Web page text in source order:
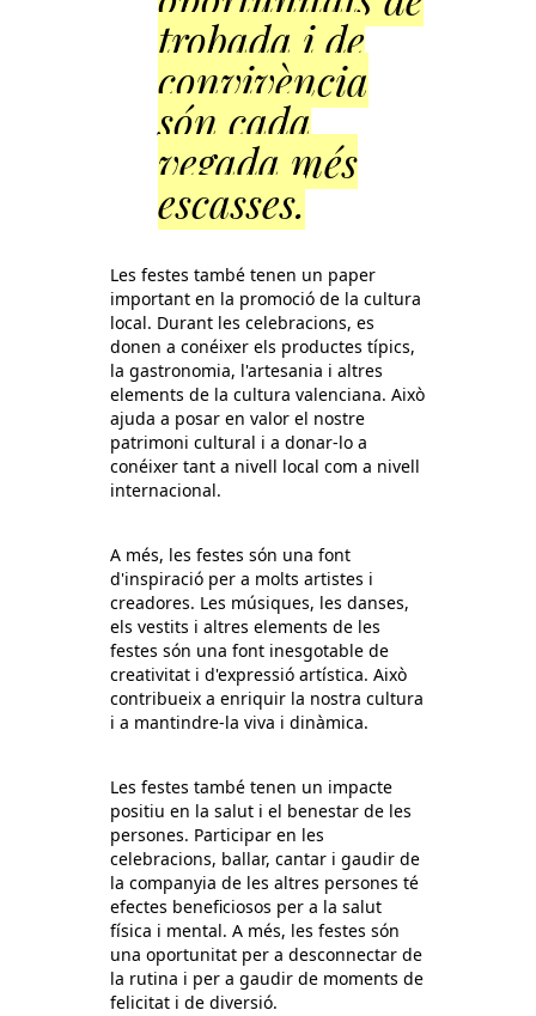
trobada i de
convivència
són cada
vegada més
escasses.
Les festes també tenen un paper
important en la promoció de la cultura
local. Durant les celebracions, es
donen a conéixer els productes típics,
la gastronomia, l'artesania i altres
elements de la cultura valenciana. Això
ajuda a posar en valor el nostre
patrimoni cultural i a donar-lo a
conéixer tant a nivell local com a nivell
internacional.
A més, les festes són una font
d'inspiració per a molts artistes i
creadores. Les músiques, les danses,
els vestits i altres elements de les
festes són una font inesgotable de
creativitat i d'expressió artística. Això
contribueix a enriquir la nostra cultura
i a mantindre-la viva i dinàmica.
Les festes també tenen un impacte
positiu en la salut i el benestar de les
persones. Participar en les
celebracions, ballar, cantar i gaudir de
la companyia de les altres persones té
efectes beneficiosos per a la salut
física i mental. A més, les festes són
una oportunitat per a desconnectar de
la rutina i per a gaudir de moments de
felicitat i de diversió.